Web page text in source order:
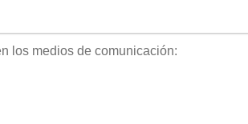
los medios de comunicación: